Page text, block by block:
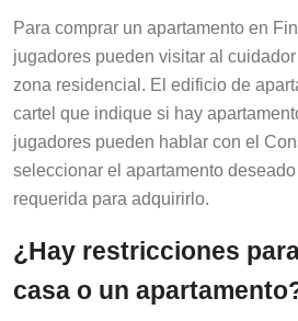
Para comprar un apartamento en
jugadores pueden visitar al
zona residencial. El edificio de
cartel que indique si hay
jugadores pueden hablar con el
seleccionar el apartamento
requerida para adquirirlo.
¿Hay restricciones
casa o un